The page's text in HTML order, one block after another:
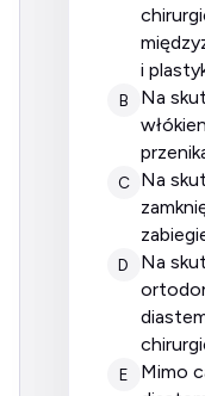
i
B
na skutek braku elastycznych
C
na skutek tylko częściowego
D
na skutek nie podjęcia
E
mimo całkowitego zamknięcia